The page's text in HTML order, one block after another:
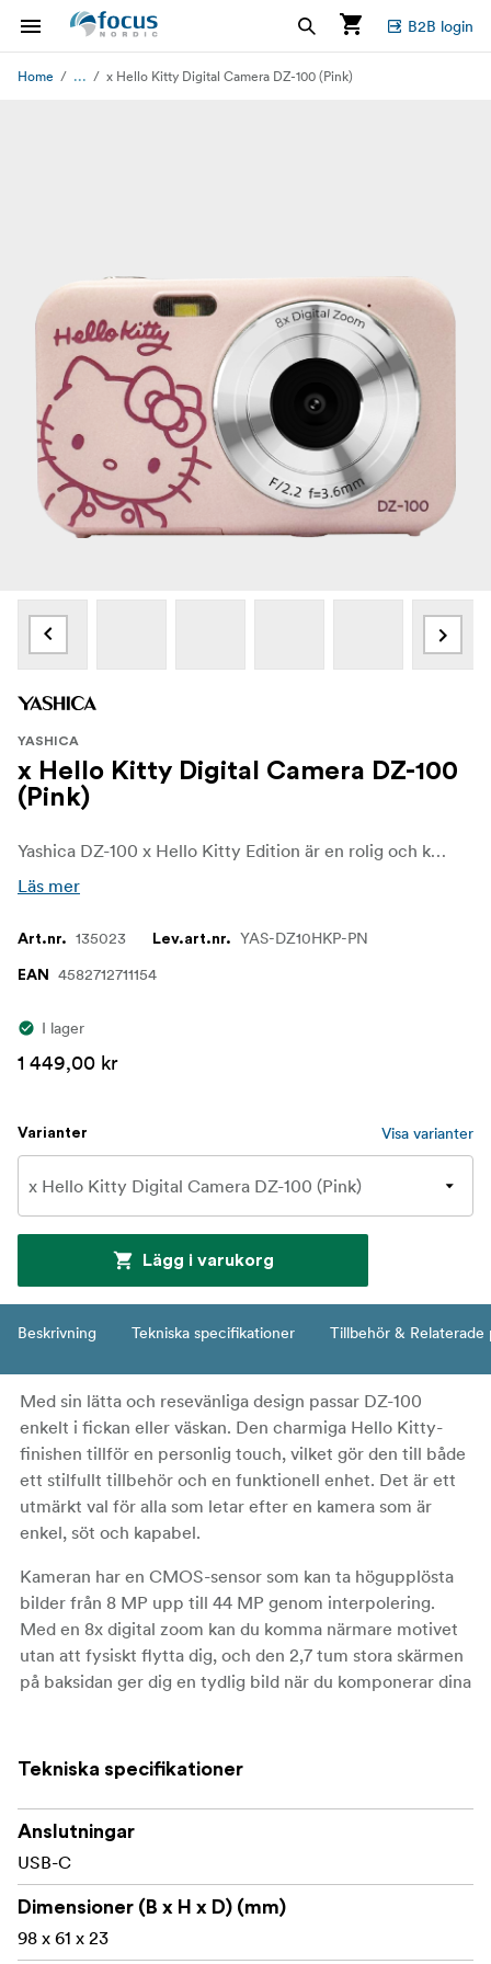
B2B login
Home ... x Hello Kitty Digital Camera DZ-100 (Pink)
YASHICA
x Hello Kitty Digital Camera DZ-100
(Pink)
Yashica DZ-100 x Hello Kitty Edition är en rolig och kompakt digitalkamera som kombinerar lekfull design med lättanvända funktioner – perfekt för nybörjare, unga användare och fans av Hello Kitty. Oavsett om du fotograferar vardagliga ögonblick eller tar med dig den på helgens äventyr är den här kameran byggd för att vara en glad och pålitlig följeslagare.
Läs mer
Art.nr. 135023 Lev.art.nr. YAS-DZ10HKP-PN
EAN 4582712711154
I lager
1 449,00 kr
Varianter Visa varianter
Lägg i varukorg
Beskrivning Tekniska specifikationer Tillbehör & Relaterade
Med sin lätta och resevänliga design passar DZ-100
enkelt i fickan eller väskan. Den charmiga Hello Kitty-
finishen tillför en personlig touch, vilket gör den till både
ett stilfullt tillbehör och en funktionell enhet. Det är ett
utmärkt val för alla som letar efter en kamera som är
enkel, söt och kapabel.
Kameran har en CMOS-sensor som kan ta högupplösta
bilder från 8 MP upp till 44 MP genom interpolering.
Med en 8x digital zoom kan du komma närmare motivet
utan att fysiskt flytta dig, och den 2,7 tum stora skärmen
på baksidan ger dig en tydlig bild när du komponerar dina
vardagsfotografering.
Videofunktionerna inkluderar en rad
inspelningsupplösningar från HD till Full HD och 2,7K,
med möjlighet att öka videoutgången upp till 4K vid 30
fps. Detta ger dig flexibiliteten att spela in allt från
snabba klipp till roliga kreativa projekt.
Tekniska specifikationer
Anslutningar
USB-C
Dimensioner (B x H x D) (mm)
98 x 61 x 23